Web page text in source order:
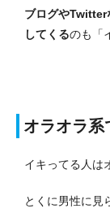
ブログやTwitter
してくるのも「
オラオラ系
イキってる人は
とくに男性に見